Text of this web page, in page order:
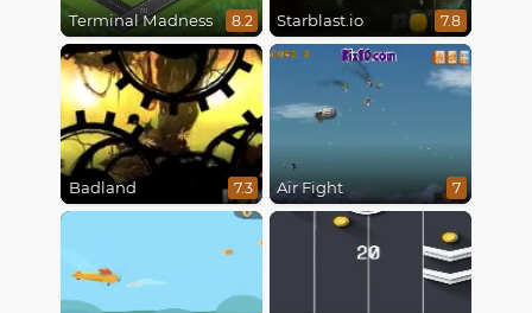
Terminal Madness 8.2 Starblast.io 7.8
Badland 7.3 Air Fight 7